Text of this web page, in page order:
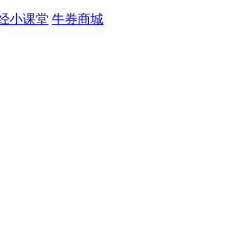
小课堂 牛券商城